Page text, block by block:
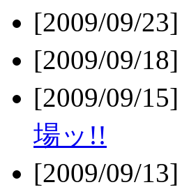
[2009/09/23]
[2009/09/18]
[2009/09/15]
場ッ!!
[2009/09/13]